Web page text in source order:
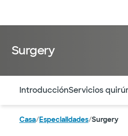
Surgery
IntroducciónServicios
Casa/Especialidades/Surgery